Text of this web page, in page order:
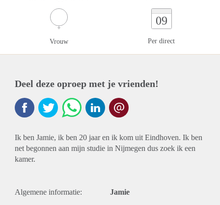
Vrouw
09
Per direct
Deel deze oproep met je vrienden!
Ik ben Jamie, ik ben 20 jaar en ik kom uit Eindhoven. Ik ben
net begonnen aan mijn studie in Nijmegen dus zoek ik een
kamer.
Algemene informatie: Jamie